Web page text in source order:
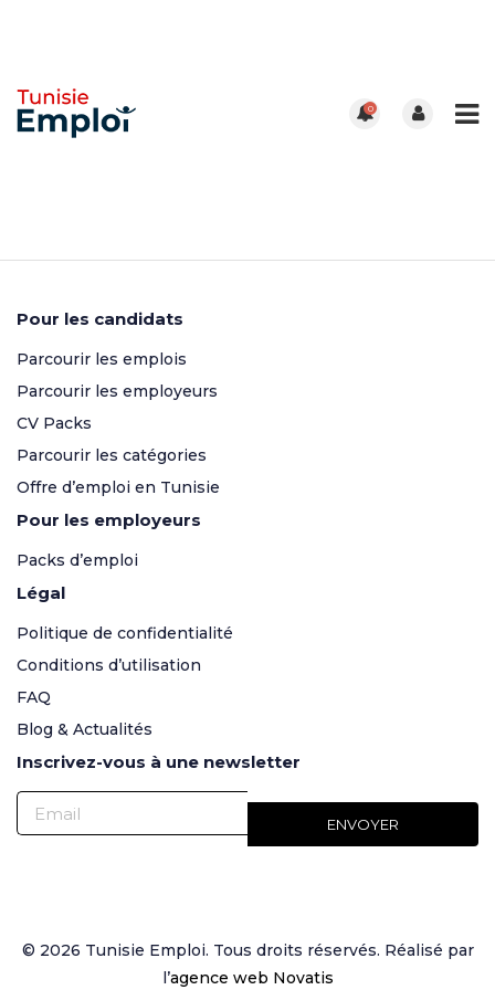
0
Pour les candidats
Parcourir les emplois
Parcourir les employeurs
CV Packs
Parcourir les catégories
Offre d’emploi en Tunisie
Pour les employeurs
Packs d’emploi
Légal
Politique de confidentialité
Conditions d’utilisation
FAQ
Blog & Actualités
Inscrivez-vous à une newsletter
© 2026 Tunisie Emploi. Tous droits réservés. Réalisé par
l’agence web Novatis